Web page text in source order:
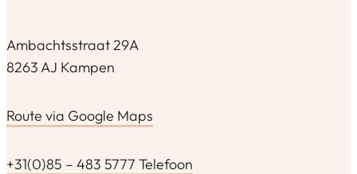
Ambachtsstraat 29A
8263 AJ Kampen
Route via Google Maps
+31(0)85 – 483 5777 Telefoon